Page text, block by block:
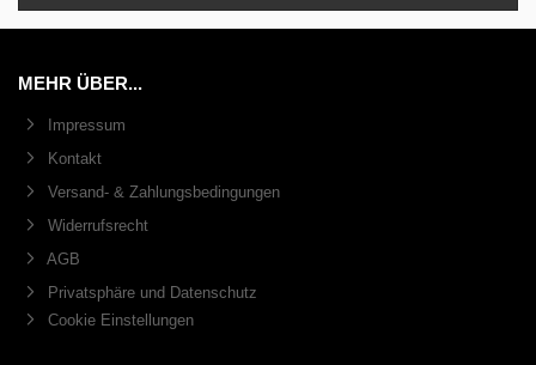
MEHR ÜBER...
Impressum
Kontakt
Versand- & Zahlungsbedingungen
Widerrufsrecht
AGB
Privatsphäre und Datenschutz
Cookie Einstellungen